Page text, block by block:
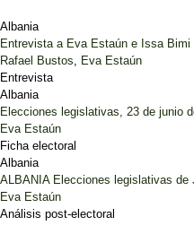
Albania
Entrevista a Eva Estaún e Issa
Rafael Bustos, Eva Estaún
Entrevista
Albania
Elecciones legislativas, 23 de junio
Eva Estaún
Ficha electoral
Albania
ALBANIA Elecciones legislativas de
Eva Estaún
Análisis post-electoral